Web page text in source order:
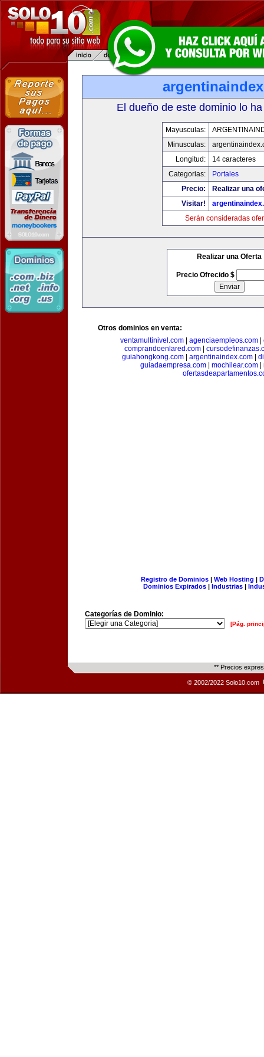
El dueño de este dominio lo
Mayusculas:
Minusculas:
Longitud:
14 caracteres
Categorias:
Portales
Precio:
Realizar una
Visitar!
Serán consideradas
Realizar una Oferta
Precio Ofrecido $
Otros dominios en venta:
ventamultinivel.com| agenciaempleos.com|
comprandoenlared.com|
guiahongkong.com| argentinaindex.com|
guiadaempresa.com
mochilear.com
Registro de Dominios| Web Hosting |
Dominios Expirados | Industrias |
Categorías de Dominio:
[Pág.
** Precios
© 2002/2022 Solo10.com